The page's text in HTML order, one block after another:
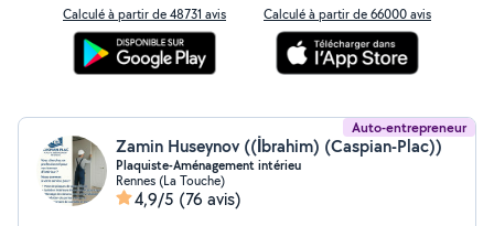
Calculé à partir de 48731 avis Calculé à partir de 66000 avis
Auto-entrepreneur
Zamin Huseynov ((İbrahim) (Caspian-Plac))
Plaquiste-Aménagement intérieu
Rennes (La Touche)
4,9/5 (76 avis)